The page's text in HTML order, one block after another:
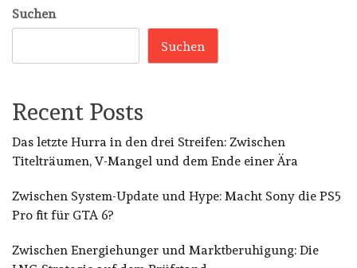
Suchen
Suchen
Recent Posts
Das letzte Hurra in den drei Streifen: Zwischen
Titelträumen, V-Mangel und dem Ende einer Ära
Zwischen System-Update und Hype: Macht Sony die PS5
Pro fit für GTA 6?
Zwischen Energiehunger und Marktberuhigung: Die